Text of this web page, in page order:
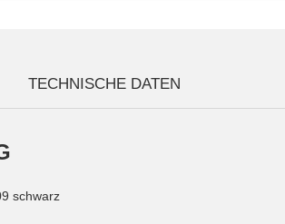
TECHNISCHE DATEN
schwarz